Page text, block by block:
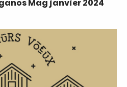
Mag janvier 2024